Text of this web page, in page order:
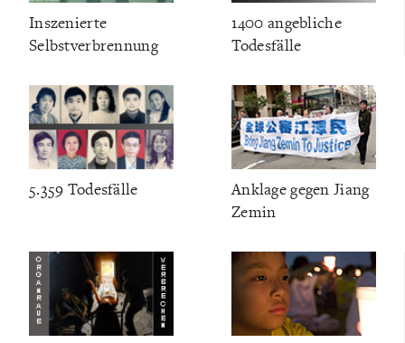
Inszenierte
Selbstverbrennung
1400 angebliche
Todesfälle
5.359 Todesfälle
Anklage gegen Jiang
Zemin